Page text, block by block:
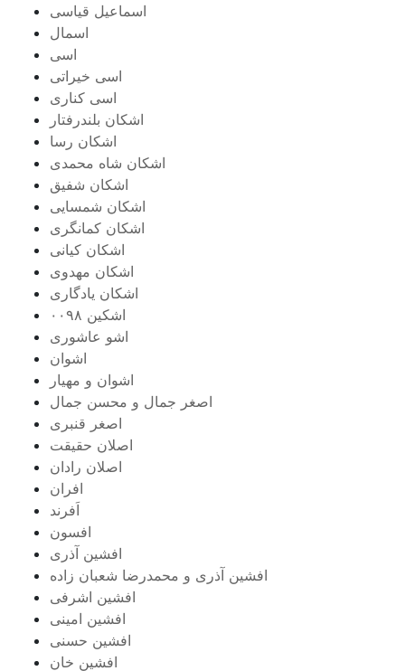
اسماعیل قیاسی
اسمال
اسی
اسی خیراتی
اسی کناری
اشکان بلندرفتار
اشکان رسا
اشکان شاه محمدی
اشکان شفیق
اشکان شمسایی
اشکان‌ کمانگری
اشکان کیانی
اشکان مهدوی
اشکان یادگاری
اشکین ۰۰۹۸
اشو عاشوری
اشوان
اشوان و مهیار
اصغر جمال و محسن جمال
اصغر قنبری
اصلان حقیقت
اصلان رادان
افران
اَفرند
افسون
افشین آذری
افشین آذری و محمدرضا شعبان زاده
افشین اشرفی
افشین امینی
افشین حسنی
افشین خان